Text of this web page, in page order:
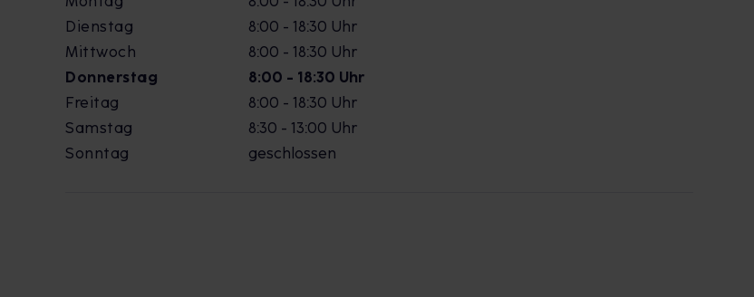
Dienstag
8:00 - 18:30 Uhr
Mittwoch
8:00 - 18:30 Uhr
Donnerstag
8:00 - 18:30 Uhr
Freitag
8:00 - 18:30 Uhr
Samstag
8:30 - 13:00 Uhr
Sonntag
geschlossen